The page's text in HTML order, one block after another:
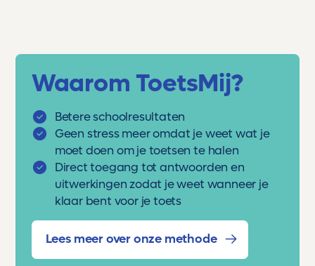
Waarom ToetsMij?
Betere schoolresultaten
Geen stress meer omdat je weet wat je
moet doen om je toetsen te halen
Direct toegang tot antwoorden en
uitwerkingen zodat je weet wanneer je
klaar bent voor je toets
Lees meer over onze methode